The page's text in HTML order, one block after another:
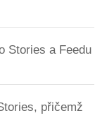
Stories a Feedu
přičemž